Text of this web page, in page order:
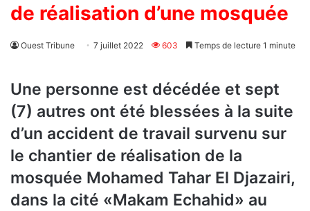
de réalisation d’une mosquée
Ouest Tribune 7 juillet 2022 603 Temps de lecture 1 minute
Une personne est décédée et sept
(7) autres ont été blessées à la suite
d’un accident de travail survenu sur
le chantier de réalisation de la
mosquée Mohamed Tahar El Djazairi,
dans la cité «Makam Echahid» au